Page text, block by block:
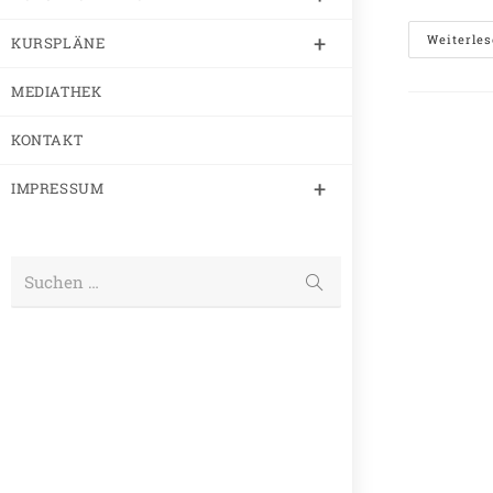
KURSPLÄNE
MEDIATHEK
KONTAKT
IMPRESSUM
Suchen …